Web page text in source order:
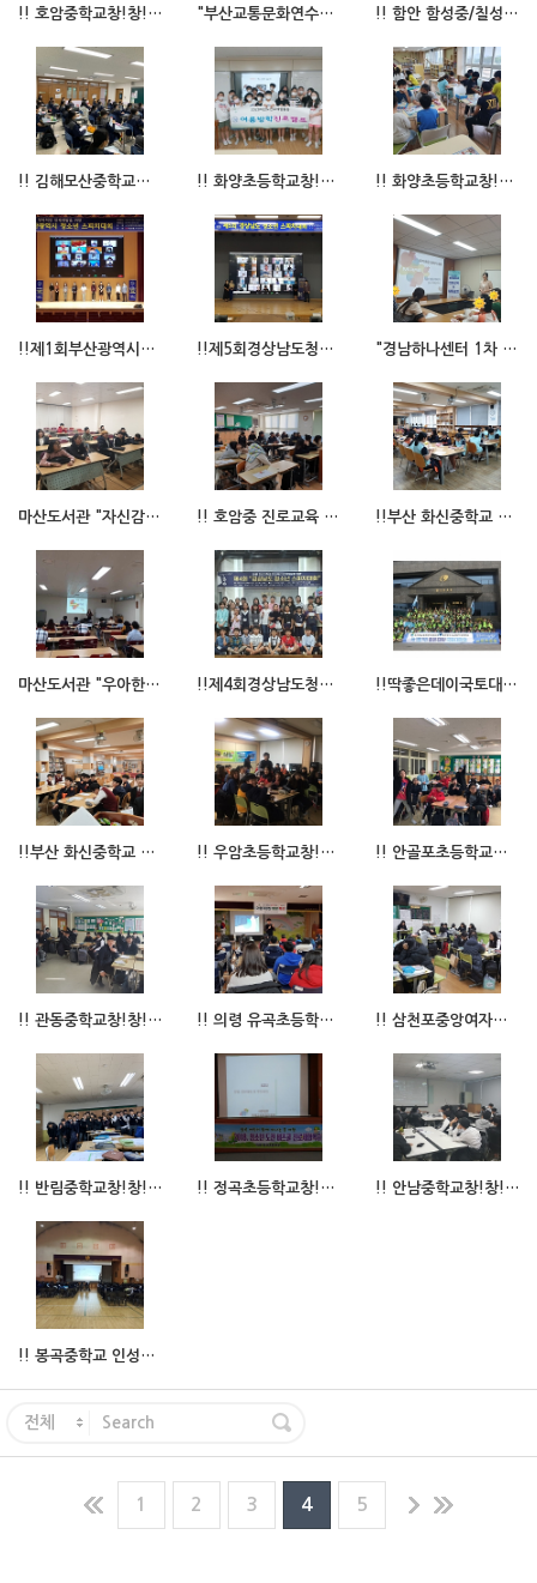
!! 호암중학교창!창!한청소년진로교육프로그램 !! "부산교통문화연수원스피치교육" !! 함안 함성중/칠성중학교창!창!한청소년진로교육프로그램 !!
!! 김해모산중학교창!창!한청소년진로교육프로그램 !! !! 화양초등학교창!창!한청소년진로캠프 !! !! 화양초등학교창!창!한청소년진로교육프로그램 !!
!!제1회부산광역시청소년스피치대회!! !!제5회경상남도청소년스피치대회!! "경남하나센터 1차 언어교육"
마산도서관 "자신감UP! 스피치교실" !! 호암중 진로교육 아나운서스피치수업 !! !!부산 화신중학교 자유학년제 주제선택활동프로그램 진행!! 8,9,10,11,12월
마산도서관 "우아한스피치" !!제4회경상남도청소년스피치대회 수상자명단!! !!딱좋은데이국토대장정!!
!!부산 화신중학교 자유학년제 교과동아리프로그램 진행!! 3,4,5,6월 !! 우암초등학교창!창!한비즈쿨프로그램 !! !! 안골포초등학교창!창!한청소년진로교육캠프 !!
!! 관동중학교창!창!한비즈쿨프로그램수업비즈쿨수업 !! !! 의령 유곡초등학교 기업가정신 함양에 대한 대표님 특강 !! !! 삼천포중앙여자중학교창!창!한비즈쿨프로그램수업비즈쿨수업 !!
!! 반림중학교창!창!한비즈쿨프로그램수업비즈쿨수업 !! !! 정곡초등학교창!창!한비즈쿨프로그램수업비즈쿨수업 !! !! 안남중학교창!창!한비즈쿨프로그램수업비즈쿨수업 !!
!! 봉곡중학교 인성+소통스피치 특강 !!
전체
1 2 3 4 5